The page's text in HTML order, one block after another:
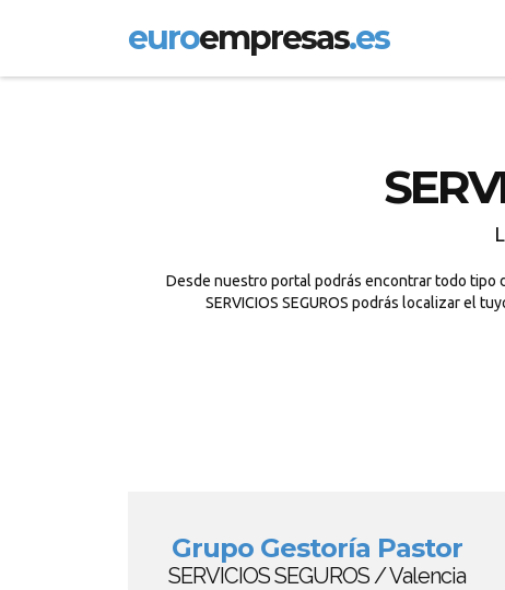
euroempresas.es
Desde nuestro portal podrás encontrar todo tipo
SERVICIOS SEGUROS podrás localizar el
Grupo Gestoría Pastor
SERVICIOS SEGUROS / Valencia